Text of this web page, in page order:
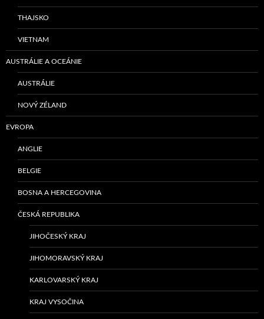
THAJSKO
VIETNAM
AUSTRÁLIE A OCEÁNIE
AUSTRÁLIE
NOVÝ ZÉLAND
EVROPA
ANGLIE
BELGIE
BOSNA A HERCEGOVINA
ČESKÁ REPUBLIKA
JIHOČESKÝ KRAJ
JIHOMORAVSKÝ KRAJ
KARLOVARSKÝ KRAJ
KRAJ VYSOČINA